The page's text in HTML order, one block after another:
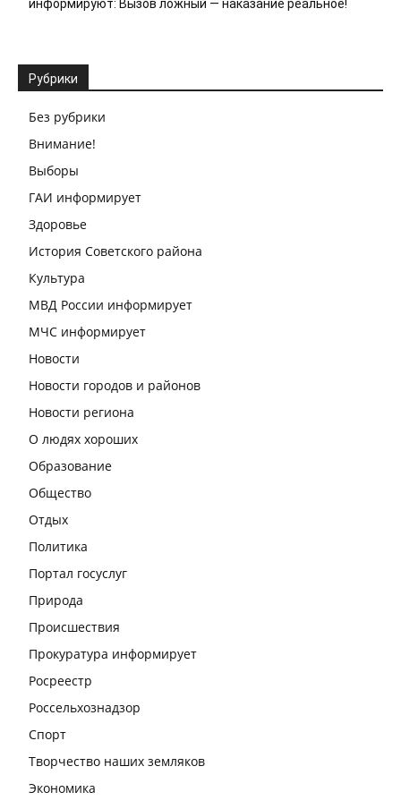
информируют: Вызов ложный — наказание реальное!
Рубрики
Без рубрики
Внимание!
Выборы
ГАИ информирует
Здоровье
История Советского района
Культура
МВД России информирует
МЧС информирует
Новости
Новости городов и районов
Новости региона
О людях хороших
Образование
Общество
Отдых
Политика
Портал госуслуг
Природа
Происшествия
Прокуратура информирует
Росреестр
Россельхознадзор
Спорт
Творчество наших земляков
Экономика